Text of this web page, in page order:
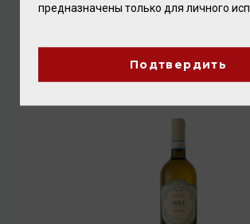
Pasqua S Soave DOC 2025 12%
1 280.00 ₽
предназначены только для личного
Подтвердить